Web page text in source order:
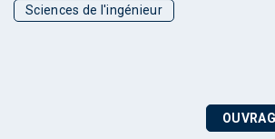
Sciences de l'ingénieur